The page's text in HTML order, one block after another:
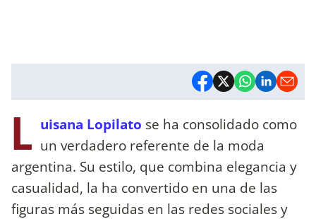
L uisana Lopilato se ha consolidado como
un verdadero referente de la moda
argentina. Su estilo, que combina elegancia y
casualidad, la ha convertido en una de las
figuras más seguidas en las redes sociales y